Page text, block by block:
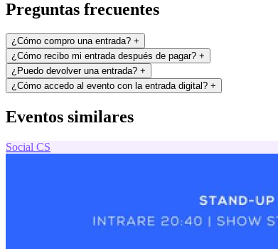
Preguntas frecuentes
¿Cómo compro una entrada? +
¿Cómo recibo mi entrada después de pagar? +
¿Puedo devolver una entrada? +
¿Cómo accedo al evento con la entrada digital? +
Eventos similares
Social CS